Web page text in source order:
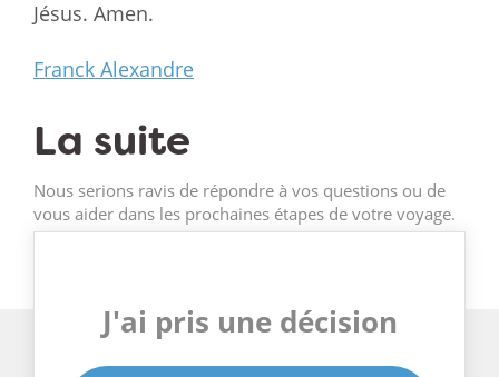
Jésus. Amen.
Franck Alexandre
La suite
Nous serions ravis de répondre à vos questions ou de
vous aider dans les prochaines étapes de votre voyage.
J'ai pris une décision